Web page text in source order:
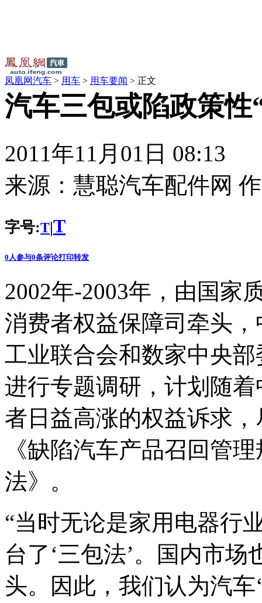
凤凰网汽车 > 用车 > 用车要闻 > 正文
汽车三包或陷政策性
2011年11月01日 08:13
来源： 慧聪汽车配件网
字号:T|T
0 人参与0条评论打印转发
2002年-2003年，由国家
消费者权益保障司牵头
工业联合会和数家中央
进行专题调研，计划随
者日益高涨的权益诉求
《缺陷汽车产品召回管
法》。
“当时无论是家用电器行
台了‘三包法’。国内市场
头。因此，我们认为汽车